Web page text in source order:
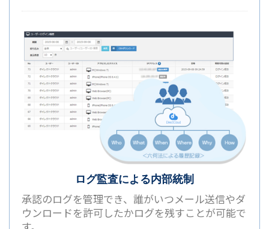
ログ監査による内部統制
承認のログを管理でき、誰がいつメール送信やダ
ウンロードを許可したかログを残すことが可能で